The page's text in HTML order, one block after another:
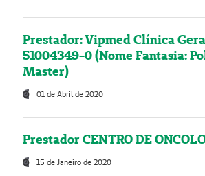
Prestador: Vipmed Clínica
51004349-0 (Nome Fantasia:
Master)
01 de Abril de 2020
Prestador CENTRO DE
15 de Janeiro de 2020